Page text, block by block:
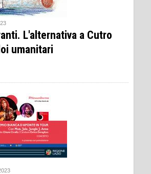
L'alternativa a Cutro
umanitari